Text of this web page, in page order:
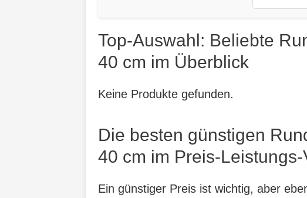
Top-Auswahl: Beliebte
40 cm im Überblick
Keine Produkte gefunden.
Die besten günstigen
40 cm im Preis-
Ein günstiger Preis ist wichtig, aber